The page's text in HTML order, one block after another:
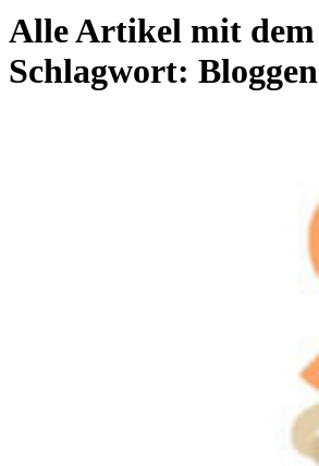
Alle Artikel mit dem
Schlagwort: Bloggen